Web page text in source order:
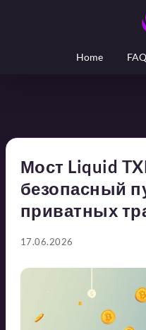
Home FAQ
Мост Liquid
безопасный
приватных
17.06.2026